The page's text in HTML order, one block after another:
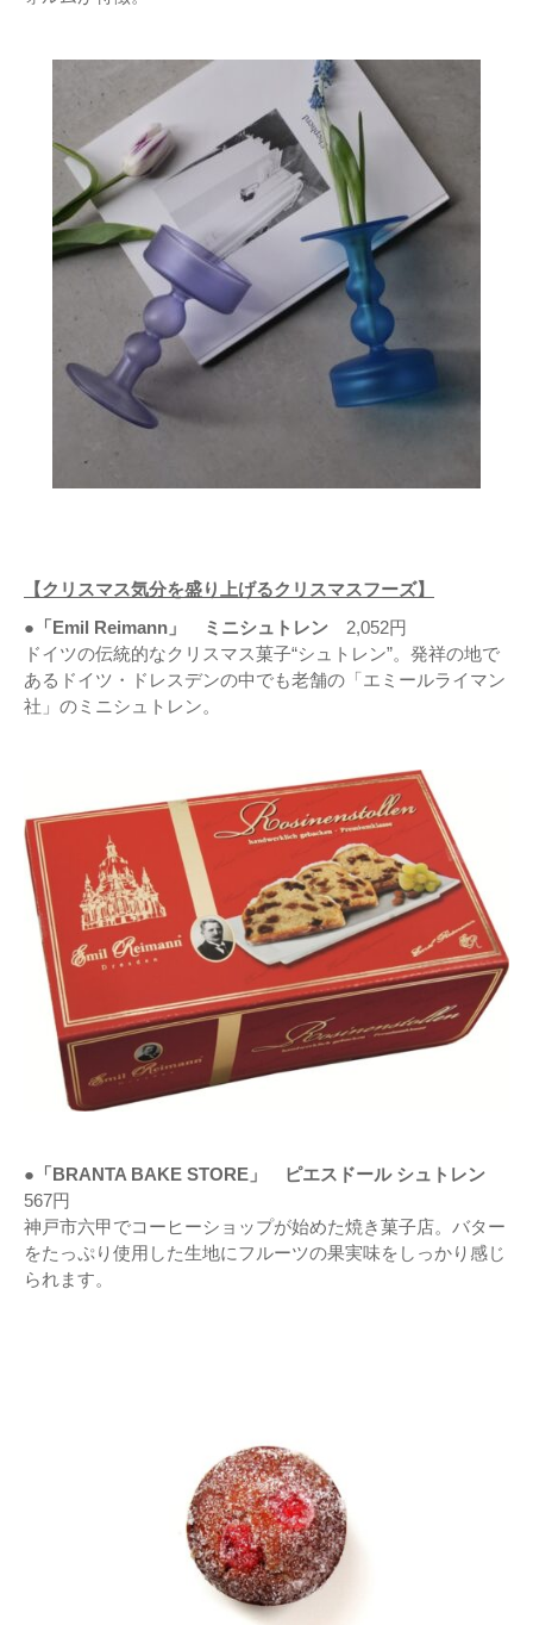
【クリスマス気分を盛り上げるクリスマスフーズ】
●「Emil Reimann」 ミニシュトレン 2,052円
ドイツの伝統的なクリスマス菓子“シュトレン”。発祥の地で
あるドイツ・ドレスデンの中でも老舗の「エミールライマン
社」のミニシュトレン。
●「BRANTA BAKE STORE」 ピエスドール シュトレン
567円
神戸市六甲でコーヒーショップが始めた焼き菓子店。バター
をたっぷり使用した生地にフルーツの果実味をしっかり感じ
られます。